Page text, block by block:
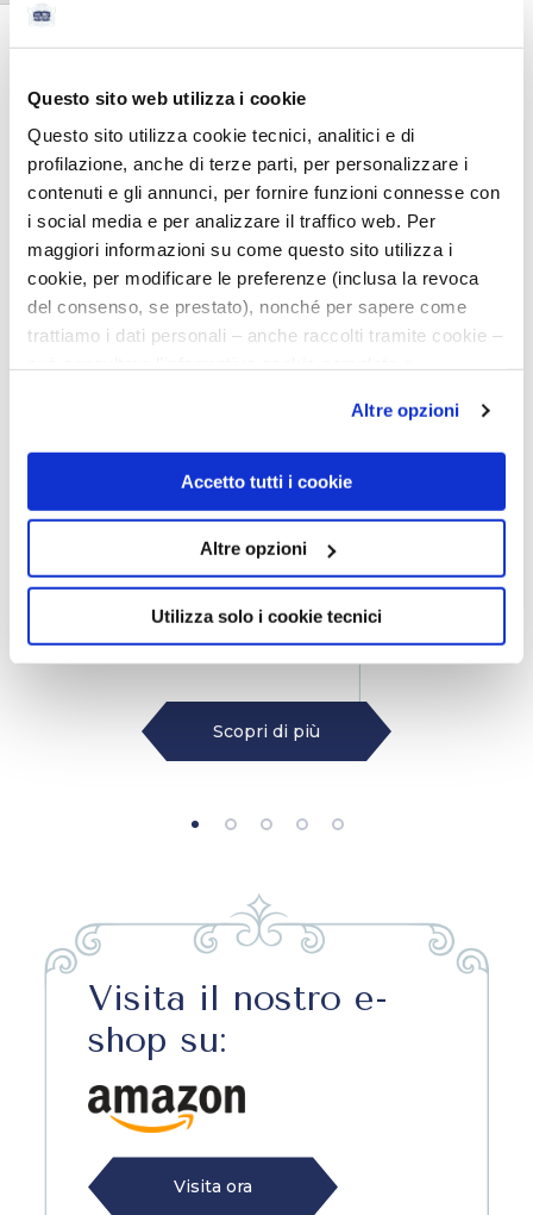
Questo sito web utilizza i cookie
Questo sito utilizza cookie tecnici, analitici e di
profilazione, anche di terze parti, per personalizzare i
contenuti e gli annunci, per fornire funzioni connesse con
i social media e per analizzare il traffico web. Per
maggiori informazioni su come questo sito utilizza i
cookie, per modificare le preferenze (inclusa la revoca
del consenso, se prestato), nonché per sapere come
trattiamo i dati personali – anche raccolti tramite cookie –
qualora clicchi su “Utilizza solo i cookie necessari”, non
sarà installato alcun cookie o altro strumento di
tracciamento diverso da quelli tecnici. Cliccando su
“Accetto tutti i cookie”, presterà il consenso
Cliccando su "Altre opzioni", potrà scegliere, in modo più
granulare, quali cookie autorizzare.
Altre opzioni
Accetto tutti i cookie
Altre opzioni
Utilizza solo i cookie tecnici
INGREDIENTI
INDICAZIONI DI RICICLO
Prodotti consigliati
Bagnodoccia
Dermazero
Scopri di più
Visita il nostro e-
shop su:
Visita ora